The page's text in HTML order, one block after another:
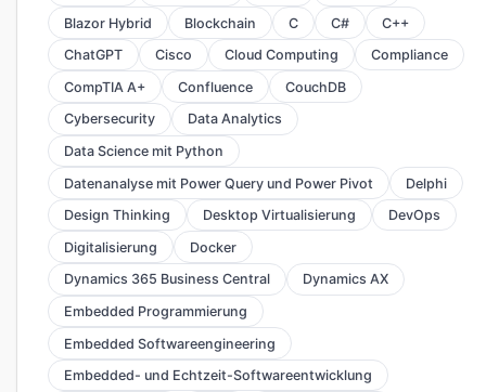
Blazor Hybrid
Blockchain C C#
C++
ChatGPT
Cisco Cloud Computing
Compliance
CompTIA A+
Confluence
CouchDB
Cybersecurity
Data Analytics
Data Science mit Python
Datenanalyse mit Power Query und Power Pivot
Delphi
Design Thinking
Desktop Virtualisierung
DevOps
Digitalisierung
Docker
Dynamics 365 Business Central
Dynamics AX
Embedded Programmierung
Embedded Softwareengineering
Embedded- und Echtzeit-Softwareentwicklung